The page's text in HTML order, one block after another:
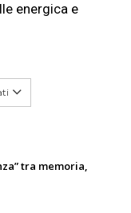
energica e
tra memoria,